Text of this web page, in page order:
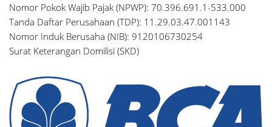
Nomor Pokok Wajib Pajak (NPWP): 70.396.691.1-533.000
Tanda Daftar Perusahaan (TDP): 11.29.03.47.001143
Nomor Induk Berusaha (NIB): 9120106730254
Surat Keterangan Domilisi (SKD)